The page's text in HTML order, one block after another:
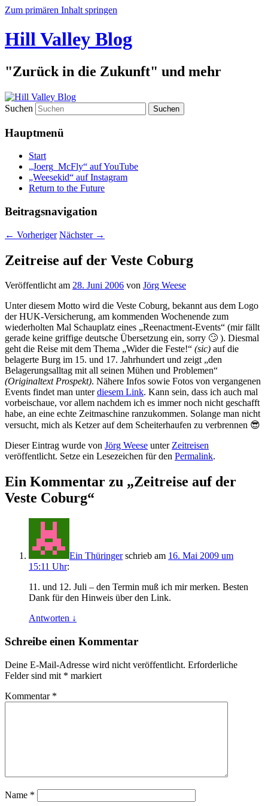
Zum primären Inhalt springen
Hill Valley Blog
"Zurück in die Zukunft" und mehr
Suchen
Hauptmenü
Start
„Joerg_McFly“ auf YouTube
„Weesekid“ auf Instagram
Return to the Future
Beitragsnavigation
← Vorheriger Nächster →
Zeitreise auf der Veste Coburg
Veröffentlicht am 28. Juni 2006 von Jörg Weese
Unter diesem Motto wird die Veste Coburg, bekannt aus dem Logo
der HUK-Versicherung, am kommenden Wochenende zum
wiederholten Mal Schauplatz eines „Reenactment-Events“ (mir fällt
gerade keine griffige deutsche Übersetzung ein, sorry 🙄 ). Diesmal
geht die Reise mit dem Thema „Wider die Feste!“ (sic) auf die
belagerte Burg im 15. und 17. Jahrhundert und zeigt „den
Belagerungsalltag mit all seinen Mühen und Problemen“
(Originaltext Prospekt). Nähere Infos sowie Fotos von vergangenen
Events findet man unterdiesem Link. Kann sein, dass ich auch mal
vorbeischaue, vor allem nachdem ich es immer noch nicht geschafft
habe, an eine echte Zeitmaschine ranzukommen. Solange man nicht
versucht, mich als Ketzer auf dem Scheiterhaufen zu verbrennen 😎
Dieser Eintrag wurde von Jörg Weese unterZeitreisen
veröffentlicht. Setze ein Lesezeichen für den Permalink.
Ein Kommentar zu „Zeitreise auf der
Veste Coburg“
Ein Thüringer schrieb am 16. Mai 2009 um
15:11 Uhr:
11. und 12. Juli – den Termin muß ich mir merken. Besten
Dank für den Hinweis über den Link.
Antworten ↓
Schreibe einen Kommentar
Deine E-Mail-Adresse wird nicht veröffentlicht. Erforderliche
Felder sind mit * markiert
Kommentar *
Name *